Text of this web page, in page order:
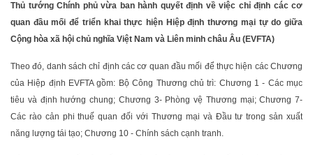
Thủ tướng Chính phủ vừa ban hành quyết định về việc chỉ định các cơ
quan đầu mối để triển khai thực hiện Hiệp định thương mại tự do giữa
Cộng hòa xã hội chủ nghĩa Việt Nam và Liên minh châu Âu (EVFTA)
Theo đó, danh sách chỉ định các cơ quan đầu mối để thực hiện các Chương
của Hiệp định EVFTA gồm: Bộ Công Thương chủ trì: Chương 1 - Các mục
tiêu và định hướng chung; Chương 3- Phòng vệ Thương mại; Chương 7-
Các rào cản phi thuế quan đối với Thương mại và Đầu tư trong sản xuất
năng lượng tái tạo; Chương 10 - Chính sách cạnh tranh.